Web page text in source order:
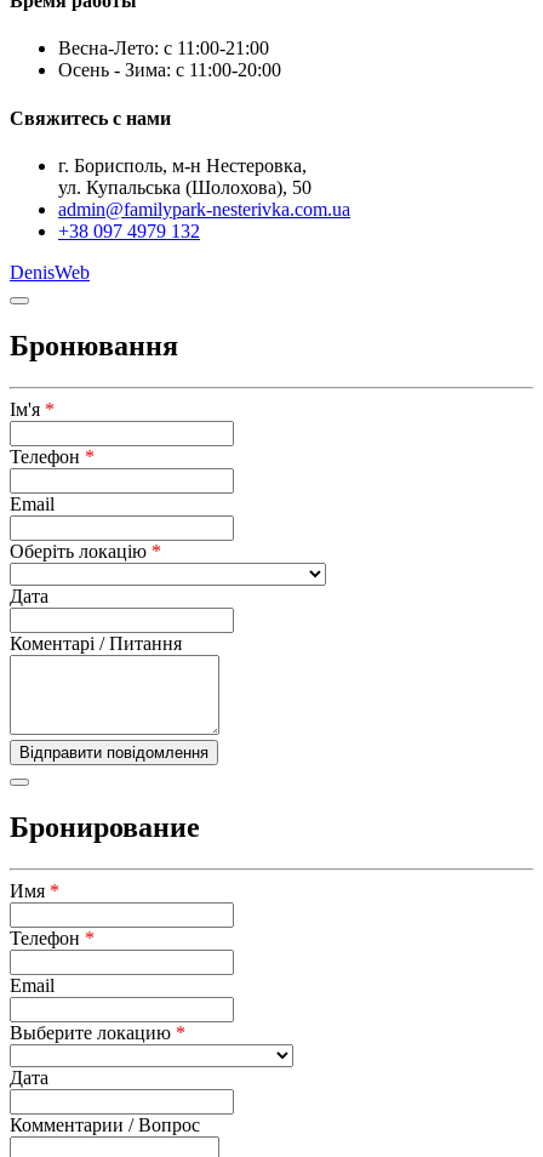
Весна-Лето: с 11:00-21:00
Осень - Зима: с 11:00-20:00
Свяжитесь с нами
г. Борисполь, м-н Нестеровка,
ул. Купальська (Шолохова), 50
admin@familypark-nesterivka.com.ua
+38 097 4979 132
DenisWeb
Бронювання
Ім'я *
Телефон *
Email
Оберіть локацію *
Дата
Коментарі / Питання
Бронирование
Имя *
Телефон *
Email
Выберите локацию *
Дата
Комментарии / Вопрос